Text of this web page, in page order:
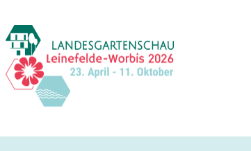
Inhalt
springen